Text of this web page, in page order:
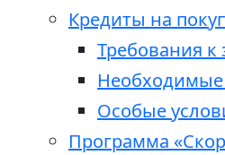
Кредиты на
Требования
Особые
Программа